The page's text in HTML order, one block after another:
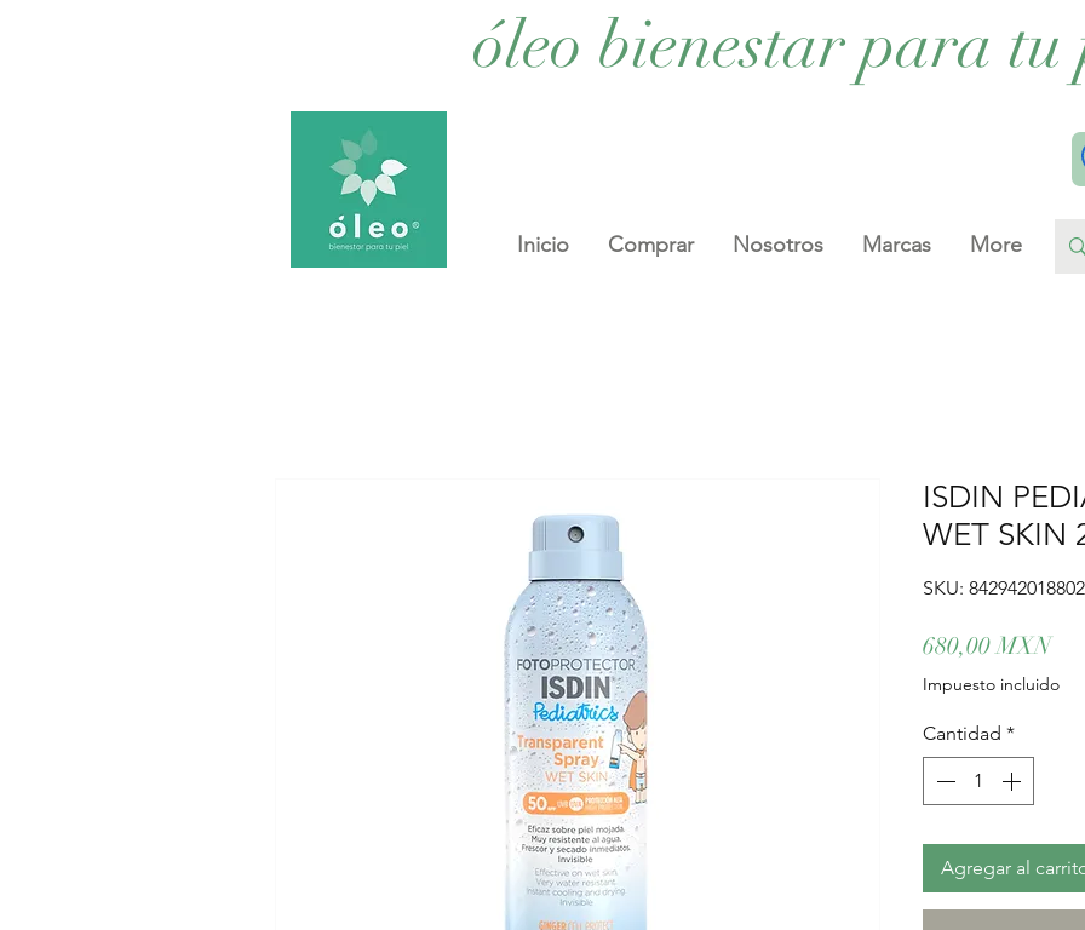
óleo bienestar para tu
Inicio Comprar Nosotros Marcas More
ISDIN
WET SKIN
SKU:
680,00 MXN
Impuesto incluido
Cantidad *
Agregar al